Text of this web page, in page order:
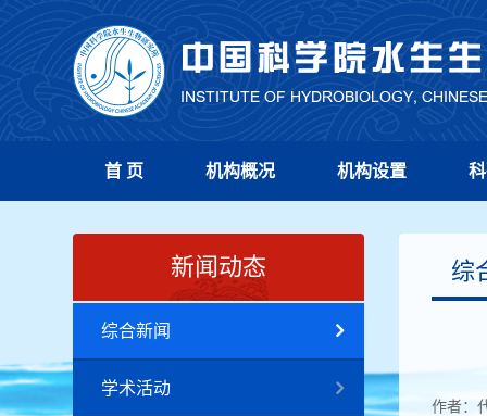
首 页 机构概况 机构设置
新闻动态
综合新闻
学术活动
综
作者：